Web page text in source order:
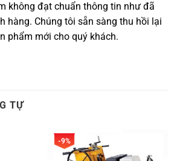
không đạt chuẩn thông tin như đã
hàng. Chúng tôi sẵn sàng thu hồi lại
phẩm mới cho quý khách.
TỰ
-9%